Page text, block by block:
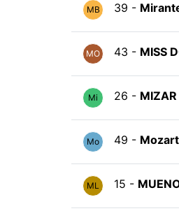
MB 39 -
MO 43 - MISS
Mi 26 - MIZAR
Mo 49 - Mozart
ML 15 -